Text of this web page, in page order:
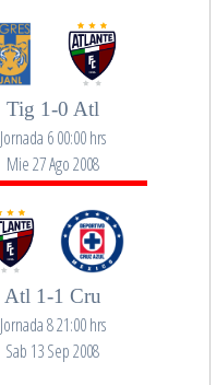
Tig 1-0 Atl
Jornada 6 00:00 hrs
Mie 27 Ago 2008
Atl 1-1 Cru
Jornada 8 21:00 hrs
Sab 13 Sep 2008